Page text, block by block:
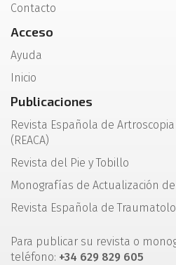
Contacto
Acceso
Ayuda
Inicio
Publicaciones
Revista Española de
(REACA)
Revista del Pie y Tobillo
Monografías de Actualización de
Revista Española de
Para publicar su revista o
teléfono: +34 629 829 605